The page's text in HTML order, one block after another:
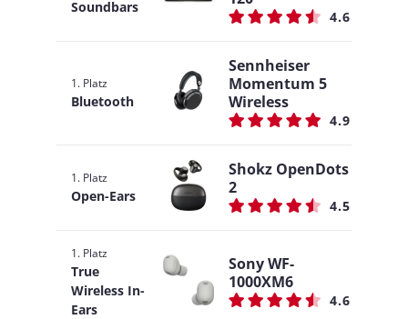
Soundbars
4.6
1. Platz
Bluetooth
Sennheiser
Momentum 5
Wireless
4.9
1. Platz
Open-Ears
Shokz OpenDots
2
4.5
1. Platz
True
Wireless In-
Ears
Sony WF-
1000XM6
4.6